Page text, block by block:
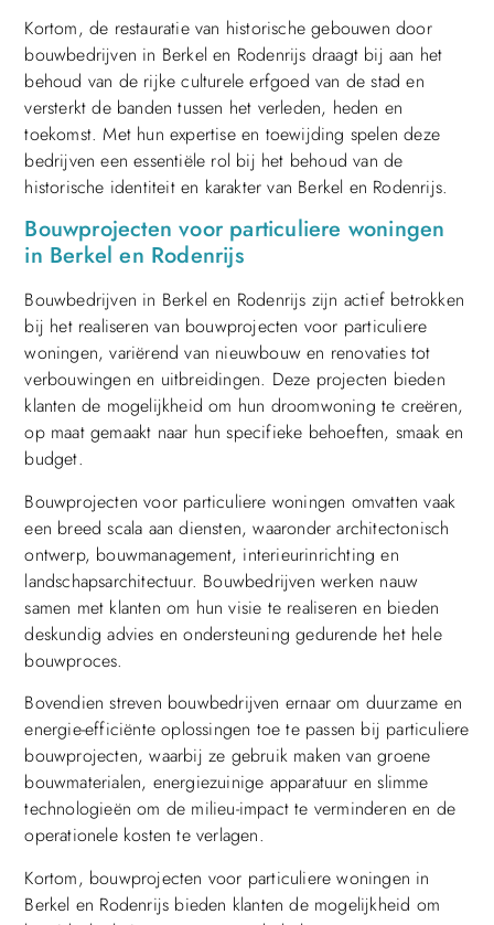
Kortom, de restauratie van historische gebouwen door
bouwbedrijven in Berkel en Rodenrijs draagt bij aan het
behoud van de rijke culturele erfgoed van de stad en
versterkt de banden tussen het verleden, heden en
toekomst. Met hun expertise en toewijding spelen deze
bedrijven een essentiële rol bij het behoud van de
historische identiteit en karakter van Berkel en Rodenrijs.
Bouwprojecten voor particuliere woningen
in Berkel en Rodenrijs
Bouwbedrijven in Berkel en Rodenrijs zijn actief betrokken
bij het realiseren van bouwprojecten voor particuliere
woningen, variërend van nieuwbouw en renovaties tot
verbouwingen en uitbreidingen. Deze projecten bieden
klanten de mogelijkheid om hun droomwoning te creëren,
op maat gemaakt naar hun specifieke behoeften, smaak en
budget.
Bouwprojecten voor particuliere woningen omvatten vaak
een breed scala aan diensten, waaronder architectonisch
ontwerp, bouwmanagement, interieurinrichting en
landschapsarchitectuur. Bouwbedrijven werken nauw
samen met klanten om hun visie te realiseren en bieden
deskundig advies en ondersteuning gedurende het hele
bouwproces.
Bovendien streven bouwbedrijven ernaar om duurzame en
energie-efficiënte oplossingen toe te passen bij particuliere
bouwprojecten, waarbij ze gebruik maken van groene
bouwmaterialen, energiezuinige apparatuur en slimme
technologieën om de milieu-impact te verminderen en de
operationele kosten te verlagen.
Kortom, bouwprojecten voor particuliere woningen in
Berkel en Rodenrijs bieden klanten de mogelijkheid om